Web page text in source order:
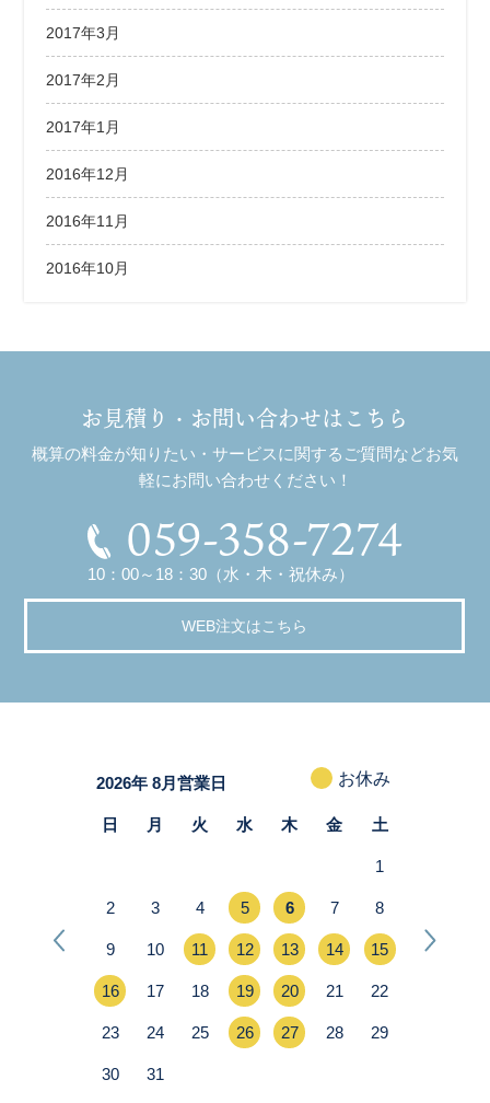
2017年3月
2017年2月
2017年1月
2016年12月
2016年11月
2016年10月
お見積り・お問い合わせはこちら
概算の料金が知りたい・サービスに関するご質問などお気
軽にお問い合わせください！
059-358-7274
10：00～18：30（水・木・祝休み）
WEB注文はこちら